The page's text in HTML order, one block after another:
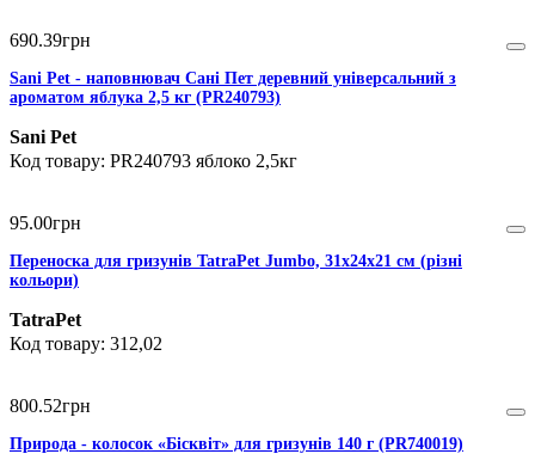
690.39грн
Sani Pet - наповнювач Сані Пет деревний універсальний з
ароматом яблука 2,5 кг (PR240793)
Sani Pet
PR240793 яблоко 2,5кг
95.00грн
Переноска для гризунів TatraPet Jumbo, 31х24х21 см (різні
кольори)
TatraPet
312,02
800.52грн
Природа - колосок «Бісквіт» для гризунів 140 г (PR740019)